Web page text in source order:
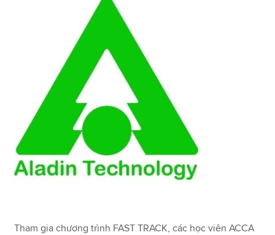
Find an accountant
Technical resources
Help & support
Tham gia chương trình FAST TRACK, các học viên ACCA